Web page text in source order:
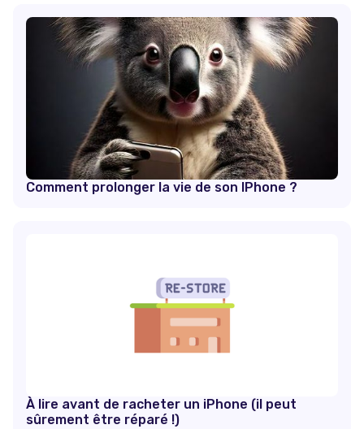
Comment prolonger la vie de son IPhone ?
À lire avant de racheter un iPhone (il peut
sûrement être réparé !)